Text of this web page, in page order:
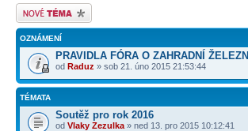
Odeslat nové téma
OZNÁMENÍ
PRAVIDLA FÓRA O ZAHRADNÍ
od Raduz » sob 21. úno 2015 21:53:44
TÉMATA
Soutěž pro rok 2016
od Vlaky Zezulka » ned 13. pro 2015 10:12:41